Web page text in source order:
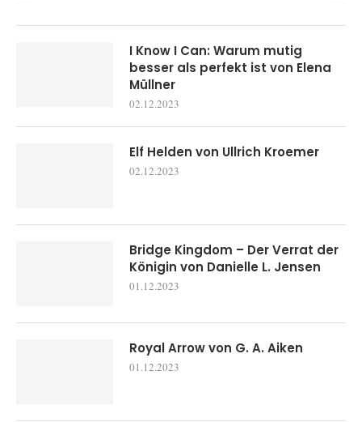
I Know I Can: Warum mutig
besser als perfekt ist von Elena
Müllner
02.12.2023
Elf Helden von Ullrich Kroemer
02.12.2023
Bridge Kingdom – Der Verrat der
Königin von Danielle L. Jensen
01.12.2023
Royal Arrow von G. A. Aiken
01.12.2023